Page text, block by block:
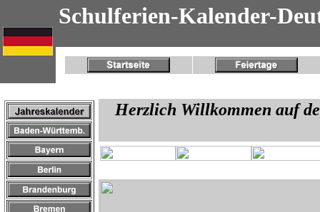
Schulferien-Kalender-
Herzlich Willkommen auf